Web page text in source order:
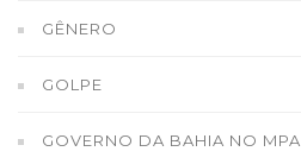
GÊNERO
GOLPE
GOVERNO DA BAHIA NO MPA